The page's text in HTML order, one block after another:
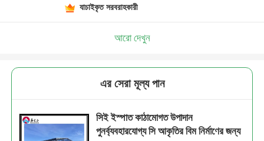
যাচাইকৃত সরবরাহকারী
আরো দেখুন
এর সেরা মূল্য পান
সিই ইস্পাত কাঠামোগত উপাদান
পুনর্ব্যবহারযোগ্য সি আকৃতির বিম নির্মাণের জন্য